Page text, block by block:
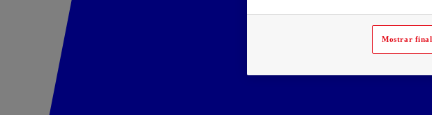
Mostrar